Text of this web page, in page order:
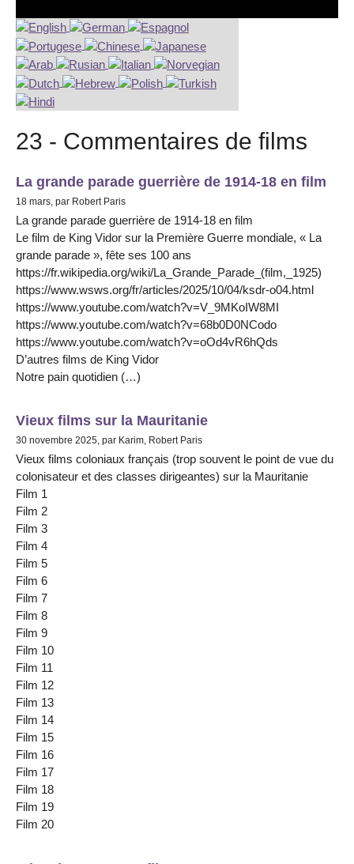
23 - Commentaires de films
La grande parade guerrière de 1914-18 en film
18 mars, par Robert Paris
La grande parade guerrière de 1914-18 en film
Le film de King Vidor sur la Première Guerre mondiale, « La
grande parade », fête ses 100 ans
https://fr.wikipedia.org/wiki/La_Grande_Parade_(film,_1925)
https://www.wsws.org/fr/articles/2025/10/04/ksdr-o04.html
https://www.youtube.com/watch?v=V_9MKoIW8MI
https://www.youtube.com/watch?v=68b0D0NCodo
https://www.youtube.com/watch?v=oOd4vR6hQds
D’autres films de King Vidor
Notre pain quotidien (…)
Vieux films sur la Mauritanie
30 novembre 2025, par Karim, Robert Paris
Vieux films coloniaux français (trop souvent le point de vue du
colonisateur et des classes dirigeantes) sur la Mauritanie
Film 1
Film 2
Film 3
Film 4
Film 5
Film 6
Film 7
Film 8
Film 9
Film 10
Film 11
Film 12
Film 13
Film 14
Film 15
Film 16
Film 17
Film 18
Film 19
Film 20